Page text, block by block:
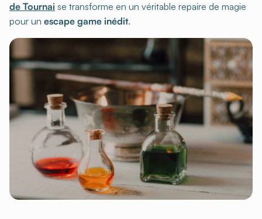
de Tournai se transforme en un véritable repaire de magie
pour un escape game inédit.